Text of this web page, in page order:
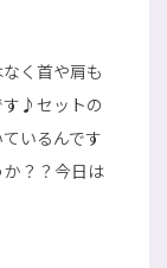
く首や肩も
す♪セットの
いるんです
？？今日は